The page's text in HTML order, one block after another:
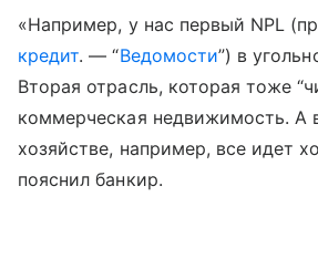
«Например, у нас первый NPL
кредит. — “Ведомости”) в
Вторая отрасль, которая тоже
коммерческая недвижимость. А
хозяйстве, например, все идет
пояснил банкир.